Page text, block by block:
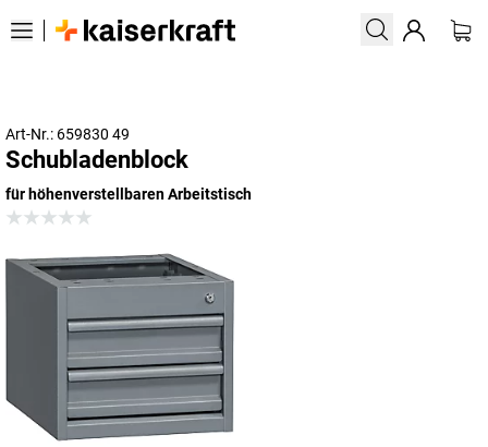
Art-Nr.: 659830 49
Schubladenblock
für höhenverstellbaren Arbeitstisch